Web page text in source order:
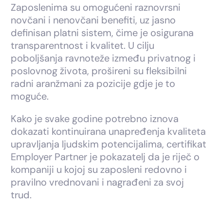
Zaposlenima su omogućeni raznovrsni
novčani i nenovčani benefiti, uz jasno
definisan platni sistem, čime je osigurana
transparentnost i kvalitet. U cilju
poboljšanja ravnoteže između privatnog i
poslovnog života, prošireni su fleksibilni
radni aranžmani za pozicije gdje je to
moguće.
Kako je svake godine potrebno iznova
dokazati kontinuirana unapređenja kvaliteta
upravljanja ljudskim potencijalima, certifikat
Employer Partner je pokazatelj da je riječ o
kompaniji u kojoj su zaposleni redovno i
pravilno vrednovani i nagrađeni za svoj
trud.